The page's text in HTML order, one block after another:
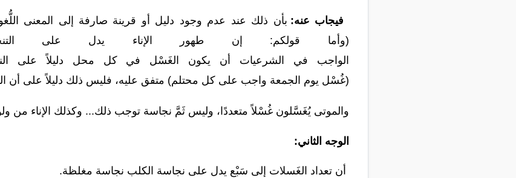
فيجاب عنه: بأن ذلك عند عدم وجود دليل أو قرينة صارفة إلى المعنى
(وأما
قولكم: إن طهور الإناء يدل على
الواجب
في الشرعيات أن يكون الغَسْل في كل محل دليلاً على
(غُسْل يوم الجمعة واجب على كل محتلم) متفق عليه، فليس ذلك دليلاً على أن
والموتى يُغَسَّلون غُسْلاً متعددًا، وليس ثَمَّ نجاسة توجب ذلك... وكذلك الإناء من
الوجه الثاني:
أن تعداد الغَسلات إلى سَبْع يدل على نجاسة الكلب نجاسة مغلظة.